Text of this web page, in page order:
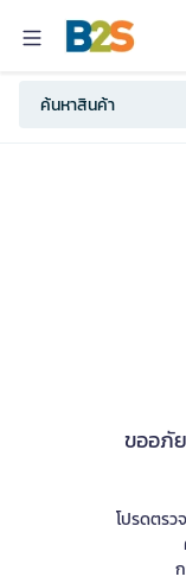
ขออภั
โปรดตรว